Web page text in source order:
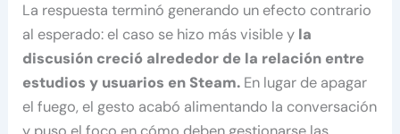
La respuesta terminó generando un efecto contrario
al esperado: el caso se hizo más visible y la
discusión creció alrededor de la relación entre
estudios y usuarios en Steam. En lugar de apagar
el fuego, el gesto acabó alimentando la conversación